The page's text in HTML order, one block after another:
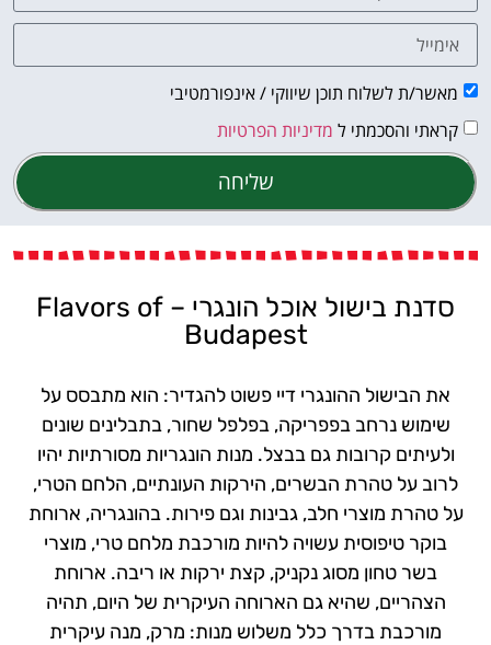
מאשר/ת לשלוח תוכן שיווקי / אינפורמטיבי
קראתי והסכמתי ל מדיניות הפרטיות
שליחה
סדנת בישול אוכל הונגרי – Flavors of
Budapest
את הבישול ההונגרי דיי פשוט להגדיר: הוא מתבסס על
שימוש נרחב בפפריקה, בפלפל שחור, בתבלינים שונים
ולעיתים קרובות גם בבצל. מנות הונגריות מסורתיות יהיו
לרוב על טהרת הבשרים, הירקות העונתיים, הלחם הטרי,
על טהרת מוצרי חלב, גבינות וגם פירות. בהונגריה, ארוחת
בוקר טיפוסית עשויה להיות מורכבת מלחם טרי, מוצרי
בשר טחון מסוג נקניק, קצת ירקות או ריבה. ארוחת
הצהריים, שהיא גם הארוחה העיקרית של היום, תהיה
מורכבת בדרך כלל משלוש מנות: מרק, מנה עיקרית